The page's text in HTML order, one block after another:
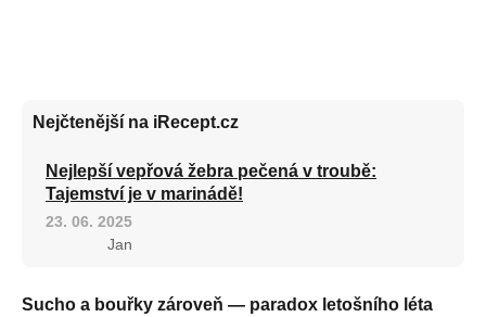
Nejčtenější na iRecept.cz
Nejlepší vepřová žebra pečená v troubě:
Tajemství je v marinádě!
23. 06. 2025
Jan
Sucho a bouřky zároveň — paradox letošního léta